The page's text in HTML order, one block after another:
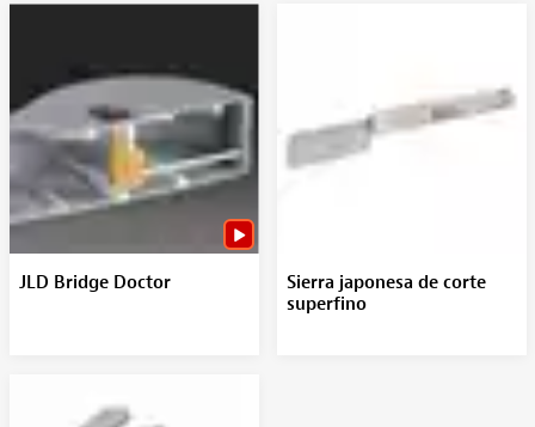
JLD Bridge Doctor
Sierra japonesa de corte
superfino